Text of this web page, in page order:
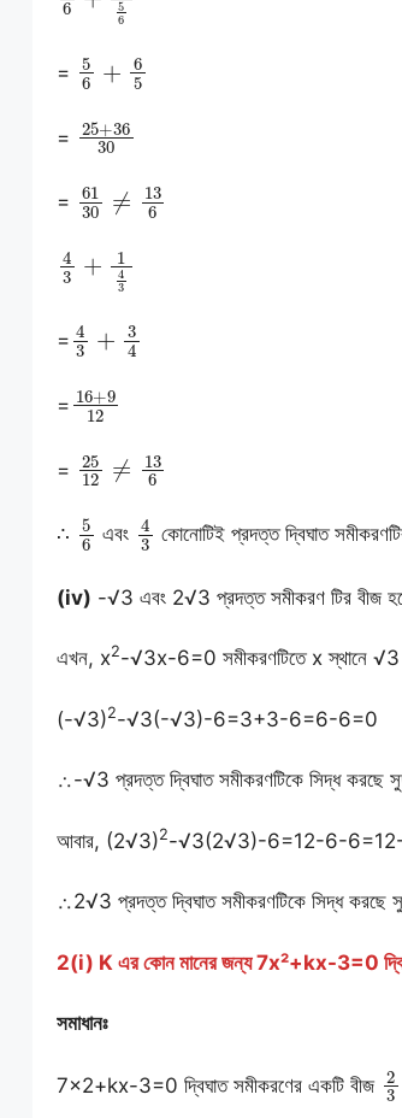
=
5 65
=
25 +36
=
61 30 ≠13
4 + 4
=
4 34
=
16 +9
=
25 12 ≠13
∴
5
এবং
4
কোনোটিই প্রদত্ত দ্বিঘাত
(iv) -√3 এবং 2√3 প্রদত্ত সমীকরণ টির বীজ
এখন, x2-√3x-6=0 সমীকরণটিতে x স্থানে √3
(-√3)2-√3(-√3)-6=3+3-6=6-6=0
∴-√3 প্রদত্ত দ্বিঘাত সমীকরণটিকে সিদ্ধ করছে
আবার, (2√3)2-√3(2√3)-6=12-6-
∴2√3 প্রদত্ত দ্বিঘাত সমীকরণটিকে সিদ্ধ করছে
2(i) K এর কোন মানের জন্য 7x²+kx-3=0
সমাধানঃ
7×2+kx-3=0 দ্বিঘাত সমীকরণের একটি বীজ
2